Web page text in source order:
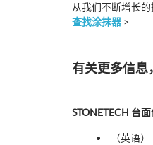
从我们不断增长
查找涂抹器>
有关更多信息
STONETECH 台
（英语）